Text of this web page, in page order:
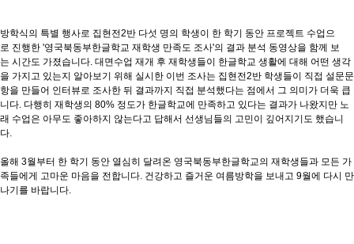
방학식의 특별 행사로 집현전2반 다섯 명의 학생이 한 학기 동안 프로젝트 수업으
로 진행한 '영국북동부한글학교 재학생 만족도 조사'의 결과 분석 동영상을 함께 보
는 시간도 가졌습니다. 대면수업 재개 후 재학생들이 한글학교 생활에 대해 어떤 생각
을 가지고 있는지 알아보기 위해 실시한 이번 조사는 집현전2반 학생들이 직접 설문문
항을 만들어 인터뷰로 조사한 뒤 결과까지 직접 분석했다는 점에서 그 의미가 더욱 큽
니다. 다행히 재학생의 80% 정도가 한글학교에 만족하고 있다는 결과가 나왔지만 노
래 수업은 아무도 좋아하지 않는다고 답해서 선생님들의 고민이 깊어지기도 했습니
다.
올해 3월부터 한 학기 동안 열심히 달려온 영국북동부한글학교의 재학생들과 모든 가
족들에게 고마운 마음을 전합니다. 건강하고 즐거운 여름방학을 보내고 9월에 다시 만
나기를 바랍니다.